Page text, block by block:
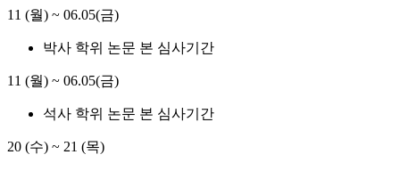
11 (월) ~ 06.05(금)
박사 학위 논문 본 심사기간
11 (월) ~ 06.05(금)
석사 학위 논문 본 심사기간
20 (수) ~ 21 (목)